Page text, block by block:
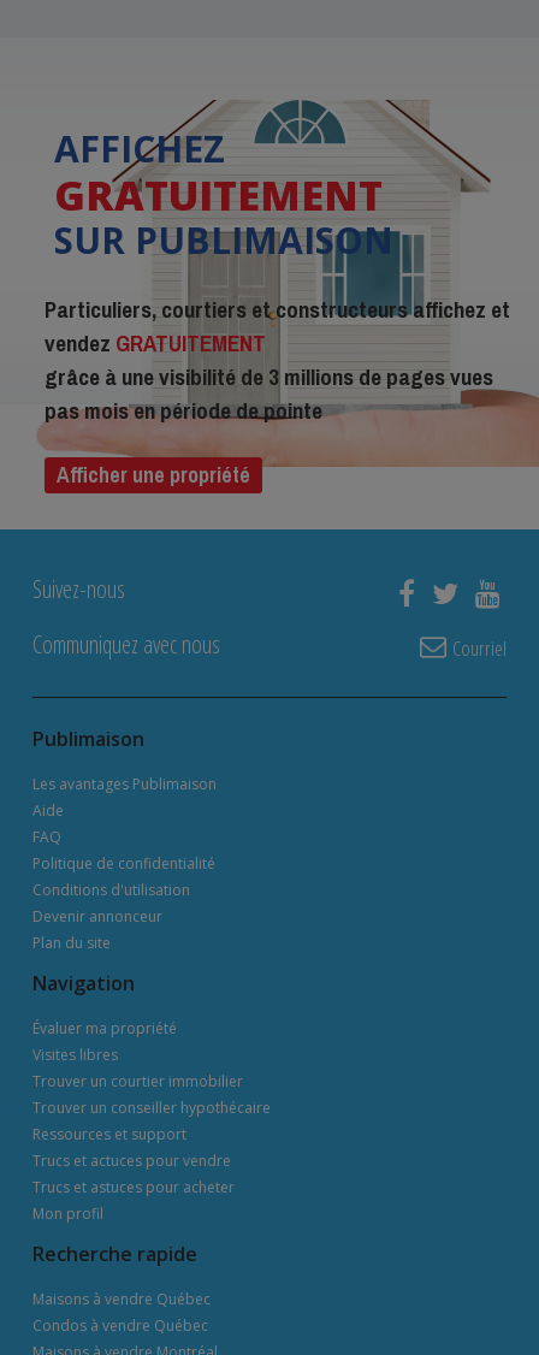
AFFICHEZ
GRATUITEMENT
SUR PUBLIMAISON
Particuliers, courtiers et constructeurs affichez et
vendez GRATUITEMENT
grâce à une visibilité de 3 millions de pages vues
pas mois en période de pointe
Afficher une propriété
Suivez-nous
Communiquez avec nous
Courriel
Publimaison
Les avantages Publimaison
Aide
FAQ
Politique de confidentialité
Conditions d'utilisation
Devenir annonceur
Plan du site
Navigation
Évaluer ma propriété
Visites libres
Trouver un courtier immobilier
Trouver un conseiller hypothécaire
Ressources et support
Trucs et actuces pour vendre
Trucs et astuces pour acheter
Mon profil
Recherche rapide
Maisons à vendre Québec
Condos à vendre Québec